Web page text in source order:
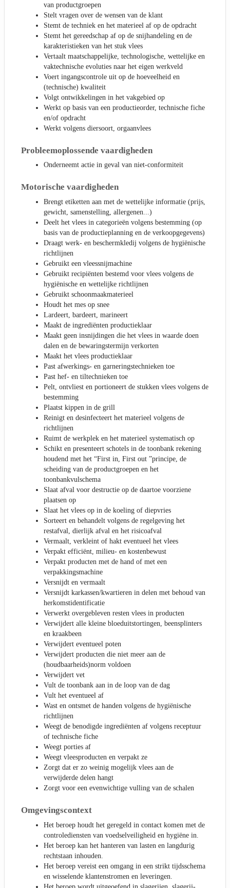
van productgroepen
Stelt vragen over de wensen van de klant
Stemt de techniek en het materieel af op de opdracht
Stemt het gereedschap af op de snijhandeling en de
karakteristieken van het stuk vlees
Vertaalt maatschappelijke, technologische, wettelijke en
vaktechnische evoluties naar het eigen werkveld
Voert ingangscontrole uit op de hoeveelheid en
(technische) kwaliteit
Volgt ontwikkelingen in het vakgebied op
Werkt op basis van een productieorder, technische fiche
en/of opdracht
Werkt volgens diersoort, orgaanvlees
Probleemoplossende vaardigheden
Onderneemt actie in geval van niet-conformiteit
Motorische vaardigheden
Brengt etiketten aan met de wettelijke informatie (prijs,
gewicht, samenstelling, allergenen...)
Deelt het vlees in categorieën volgens bestemming (op
basis van de productieplanning en de verkoopgegevens)
Draagt werk- en beschermkledij volgens de hygiënische
richtlijnen
Gebruikt een vleessnijmachine
Gebruikt recipiënten bestemd voor vlees volgens de
hygiënische en wettelijke richtlijnen
Gebruikt schoonmaakmaterieel
Houdt het mes op snee
Lardeert, bardeert, marineert
Maakt de ingrediënten productieklaar
Maakt geen insnijdingen die het vlees in waarde doen
dalen en de bewaringstermijn verkorten
Maakt het vlees productieklaar
Past afwerkings- en garneringstechnieken toe
Past hef- en tiltechnieken toe
Pelt, ontvliest en portioneert de stukken vlees volgens de
bestemming
Plaatst kippen in de grill
Reinigt en desinfecteert het materieel volgens de
richtlijnen
Ruimt de werkplek en het materieel systematisch op
Schikt en presenteert schotels in de toonbank rekening
houdend met het “First in, First out ”principe, de
scheiding van de productgroepen en het
toonbankvulschema
Slaat afval voor destructie op de daartoe voorziene
plaatsen op
Slaat het vlees op in de koeling of diepvries
Sorteert en behandelt volgens de regelgeving het
restafval, dierlijk afval en het risicoafval
Vermaalt, verkleint of hakt eventueel het vlees
Verpakt efficiënt, milieu- en kostenbewust
Verpakt producten met de hand of met een
verpakkingsmachine
Versnijdt en vermaalt
Versnijdt karkassen/kwartieren in delen met behoud van
herkomstidentificatie
Verwerkt overgebleven resten vlees in producten
Verwijdert alle kleine bloeduitstortingen, beensplinters
en kraakbeen
Verwijdert eventueel poten
Verwijdert producten die niet meer aan de
(houdbaarheids)norm voldoen
Verwijdert vet
Vult de toonbank aan in de loop van de dag
Vult het eventueel af
Wast en ontsmet de handen volgens de hygiënische
richtlijnen
Weegt de benodigde ingrediënten af volgens receptuur
of technische fiche
Weegt porties af
Weegt vleesproducten en verpakt ze
Zorgt dat er zo weinig mogelijk vlees aan de
verwijderde delen hangt
Zorgt voor een evenwichtige vulling van de schalen
Omgevingscontext
Het beroep houdt het geregeld in contact komen met de
controlediensten van voedselveiligheid en hygiëne in.
Het beroep kan het hanteren van lasten en langdurig
rechtstaan inhouden.
Het beroep vereist een omgang in een strikt tijdsschema
en wisselende klantenstromen en leveringen.